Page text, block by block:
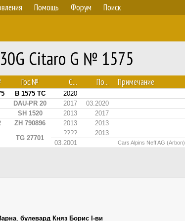
Помощь Форум Поиск
Citaro G № 1575
Гос.№ С... По... Примечание
B 1575 TC 2020
DAU-PR 20 2017 03.2020
SH 1520 2013 2017
ZH 790896 2013 2013
TG 27701
???? 2013
03.2001 Cars Alpins Neff AG (Arbon)
, булевард Княз Борис I-ви